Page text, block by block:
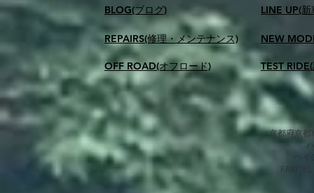
BLOG(ブログ)
REPAIRS(修理・メンテナンス)
OFF ROAD(オフロード)
LINE UP(
NEW
TEST
京都府京都
ベイ
FAX/